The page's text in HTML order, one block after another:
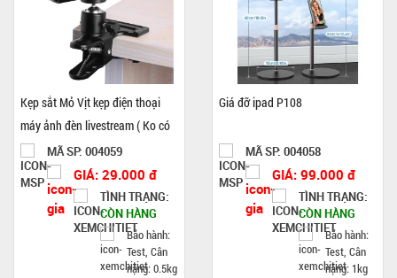
Kẹp sắt Mỏ Vịt kẹp điện thoại
máy ảnh đèn livestream ( Ko có
đầu )
MÃ SP: 004059
GIÁ: 29.000 đ
TÌNH TRẠNG:
CÒN HÀNG
Bảo hành:
Test, Cân
nặng: 0.5kg
Giá đỡ ipad P108
MÃ SP: 004058
GIÁ: 99.000 đ
TÌNH TRẠNG:
CÒN HÀNG
Bảo hành:
Test, Cân
nặng: 1kg